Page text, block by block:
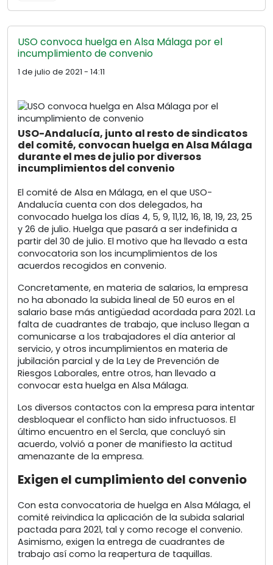
USO convoca huelga en Alsa Málaga por el
incumplimiento de convenio
1 de julio de 2021 - 14:11
USO-Andalucía, junto al resto de sindicatos
del comité, convocan huelga en Alsa Málaga
durante el mes de julio por diversos
incumplimientos del convenio
El comité de Alsa en Málaga, en el que USO-
Andalucía cuenta con dos delegados, ha
convocado huelga los días 4, 5, 9, 11,12, 16, 18, 19, 23, 25
y 26 de julio. Huelga que pasará a ser indefinida a
partir del 30 de julio. El motivo que ha llevado a esta
convocatoria son los incumplimientos de los
acuerdos recogidos en convenio.
Concretamente, en materia de salarios, la empresa
no ha abonado la subida lineal de 50 euros en el
salario base más antigüedad acordada para 2021. La
falta de cuadrantes de trabajo, que incluso llegan a
comunicarse a los trabajadores el día anterior al
servicio, y otros incumplimientos en materia de
jubilación parcial y de la Ley de Prevención de
Riesgos Laborales, entre otros, han llevado a
convocar esta huelga en Alsa Málaga.
Los diversos contactos con la empresa para intentar
desbloquear el conflicto han sido infructuosos. El
último encuentro en el Sercla, que concluyó sin
acuerdo, volvió a poner de manifiesto la actitud
amenazante de la empresa.
Exigen el cumplimiento del convenio
Con esta convocatoria de huelga en Alsa Málaga, el
comité reivindica la aplicación de la subida salarial
pactada para 2021, tal y como recoge el convenio.
Asimismo, exigen la entrega de cuadrantes de
trabajo así como la reapertura de taquillas.